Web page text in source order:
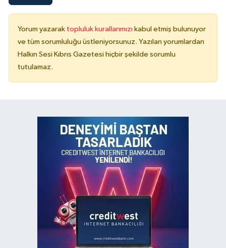
Yorum yazarak topluluk kurallarımızı kabul etmiş bulunuyor
ve tüm sorumluluğu üstleniyorsunuz. Yazılan yorumlardan
Halkın Sesi Kıbrıs Gazetesi hiçbir şekilde sorumlu
tutulamaz.